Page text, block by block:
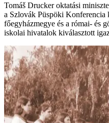
Tomáš Drucker oktatási
a Szlovák Püspöki Konferencia
főegyházmegye és a római- és
iskolai hivatalok kiválasztott